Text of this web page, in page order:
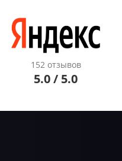
152 отзывов
5.0 / 5.0